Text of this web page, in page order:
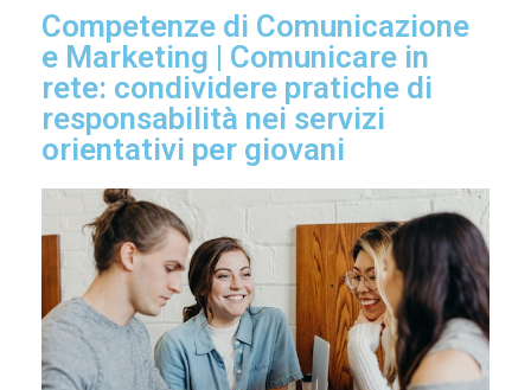
Competenze di Comunicazione
e Marketing | Comunicare in
rete: condividere pratiche di
responsabilità nei servizi
orientativi per giovani